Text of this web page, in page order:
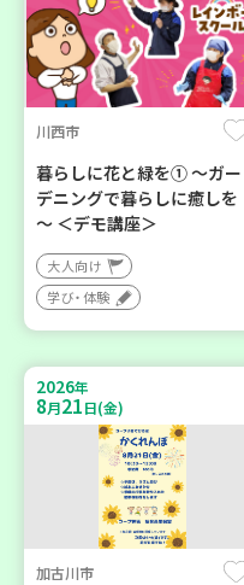
川西市
暮らしに花と緑を① ～ガー
デニングで暮らしに癒しを
～ ＜デモ講座＞
大人向け
学び・体験
2026年
8月21日(金)
加古川市